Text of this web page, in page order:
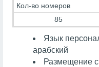
Кол-во номеров
85
Язык
арабский
Размещение